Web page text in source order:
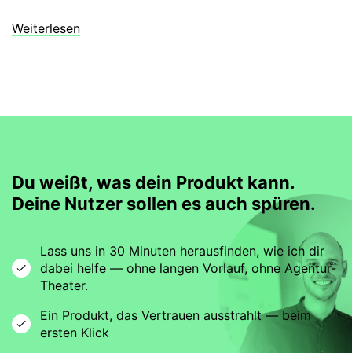
Weiterlesen
Du weißt, was dein Produkt kann.
Deine Nutzer sollen es auch spüren.
Lass uns in 30 Minuten herausfinden, wie ich dir
dabei helfe — ohne langen Vorlauf, ohne Agentur-
Theater.
Ein Produkt, das Vertrauen ausstrahlt — beim
ersten Klick